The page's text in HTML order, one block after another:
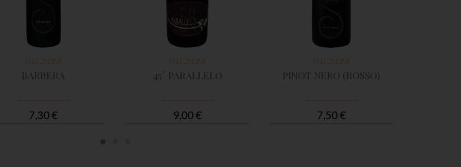
SELEZIONE
BARBERA
7,30 €
SELEZIONE
45° PARALLELO
9,00 €
SELEZIONE
PINOT NERO (ROSSO)
7,50 €